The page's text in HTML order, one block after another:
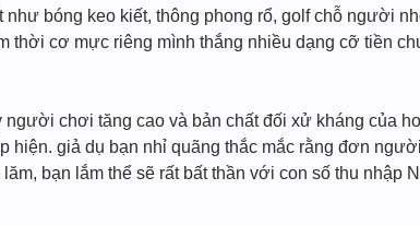
bóng keo kiết, thông phong rổ, golf chỗ người
thời cơ mực riêng mình thắng nhiều dạng cỡ tiền
chơi tăng cao và bản chất đối xử kháng của
hiện. giả dụ bạn nhỉ quãng thắc mắc rằng đơn
bạn lắm thể sẽ rất bất thần với con số thu nhập